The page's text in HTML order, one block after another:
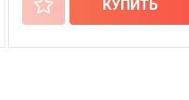
+ КУПИТЬ